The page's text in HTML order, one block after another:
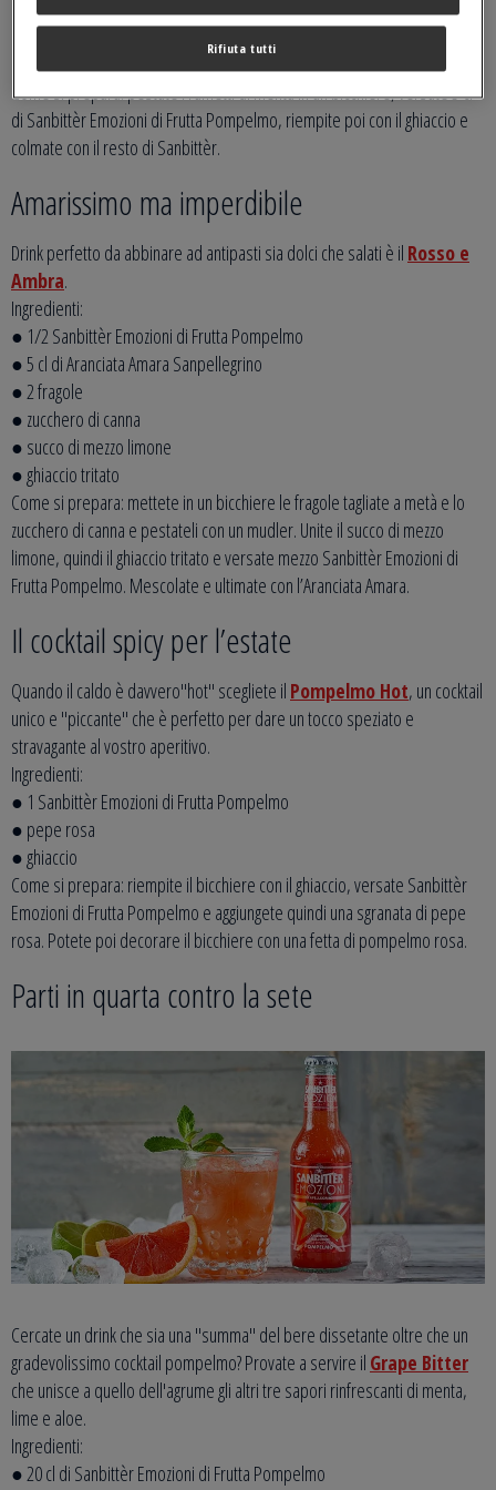
● 1 Sanbittèr Emozioni di Frutta Pompelmo
● 2 rametti di menta fresca
● ghiaccio
Come si prepara: pestate i rametti di menta in un bicchiere, versate 5 cl
di Sanbittèr Emozioni di Frutta Pompelmo, riempite poi con il ghiaccio e
colmate con il resto di Sanbittèr.
Amarissimo ma imperdibile
Drink perfetto da abbinare ad antipasti sia dolci che salati è il Rosso e
Ambra.
Ingredienti:
● 1/2 Sanbittèr Emozioni di Frutta Pompelmo
● 5 cl di Aranciata Amara Sanpellegrino
● 2 fragole
● zucchero di canna
● succo di mezzo limone
● ghiaccio tritato
Come si prepara: mettete in un bicchiere le fragole tagliate a metà e lo
zucchero di canna e pestateli con un mudler. Unite il succo di mezzo
limone, quindi il ghiaccio tritato e versate mezzo Sanbittèr Emozioni di
Frutta Pompelmo. Mescolate e ultimate con l’Aranciata Amara.
Il cocktail spicy per l’estate
Quando il caldo è davvero"hot" scegliete il Pompelmo Hot, un cocktail
unico e "piccante" che è perfetto per dare un tocco speziato e
stravagante al vostro aperitivo.
Ingredienti:
● 1 Sanbittèr Emozioni di Frutta Pompelmo
● pepe rosa
● ghiaccio
Come si prepara: riempite il bicchiere con il ghiaccio, versate Sanbittèr
Emozioni di Frutta Pompelmo e aggiungete quindi una sgranata di pepe
rosa. Potete poi decorare il bicchiere con una fetta di pompelmo rosa.
Parti in quarta contro la sete
Cercate un drink che sia una "summa" del bere dissetante oltre che un
gradevolissimo cocktail pompelmo? Provate a servire il Grape Bitter
che unisce a quello dell'agrume gli altri tre sapori rinfrescanti di menta,
lime e aloe.
Ingredienti:
● 20 cl di Sanbittèr Emozioni di Frutta Pompelmo
Rifiuta tutti